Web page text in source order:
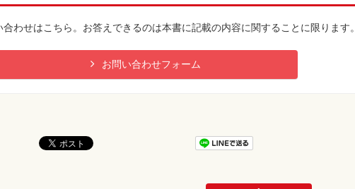
わせはこちら。お答えできるのは本書に記載の内容に関することに限ります。
お問い合わせフォーム